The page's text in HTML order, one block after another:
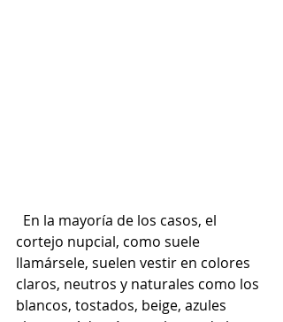
cortejo nupcial, como suele
llamársele, suelen vestir en colores
claros, neutros y naturales como los
blancos, tostados, beige, azules